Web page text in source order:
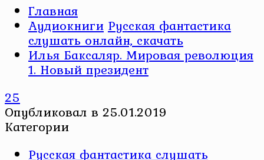
Главная
Аудиокниги Русская фантастика
слушать онлайн, скачать
Илья Баксаляр. Мировая революция
1. Новый президент
25
Опубликовал в 25.01.2019
Категории
Русская фантастика слушать